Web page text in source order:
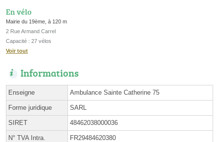
En vélo
Mairie du 19ème, à 120 m
2 Rue Armand Carrel
Capacité : 27 vélos
Voir tout
Informations
Enseigne Ambulance Sainte Catherine 75
Forme juridique SARL
SIRET 48462038000036
N° TVA Intra. FR29484620380